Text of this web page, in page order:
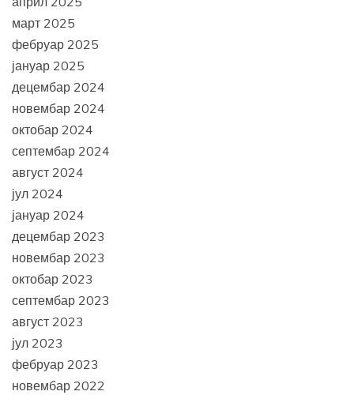
март 2025
фебруар 2025
јануар 2025
децембар 2024
новембар 2024
октобар 2024
септембар 2024
август 2024
јул 2024
јануар 2024
децембар 2023
новембар 2023
октобар 2023
септембар 2023
август 2023
јул 2023
фебруар 2023
новембар 2022